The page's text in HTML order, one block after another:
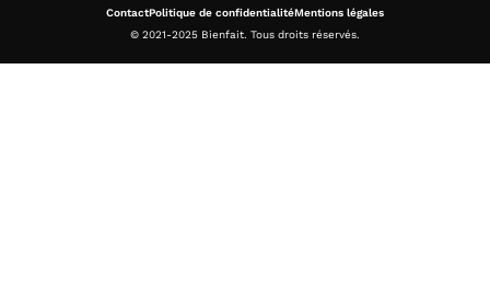
© 2021-2025 Bienfait. Tous droits réservés.
ContactPolitique de confidentialitéMentions légales